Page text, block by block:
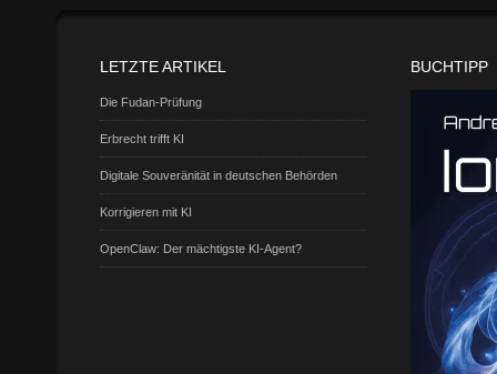
LETZTE ARTIKEL
Die Fudan-Prüfung
Erbrecht trifft KI
Digitale Souveränität in deutschen Behörden
Korrigieren mit KI
OpenClaw: Der mächtigste KI-Agent?
BUCHTIPP